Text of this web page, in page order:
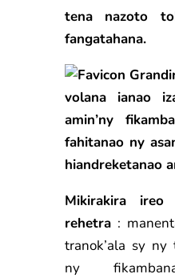
tena nazoto
fangatahana.
volanaianao
amin’ny
fahitanao ny
hiandreketanao
Mikirakira ireo
rehetra:
tranok’ala sy ny
ny